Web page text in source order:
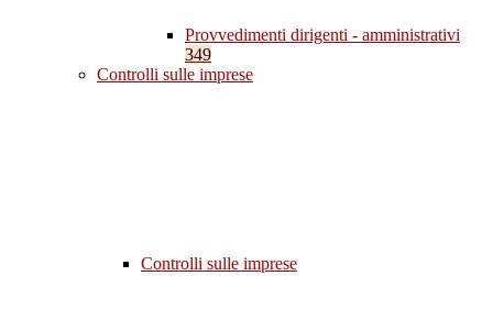
Provvedimenti dirigenti - amministrativi
349
Controlli sulle imprese
Controlli sulle imprese